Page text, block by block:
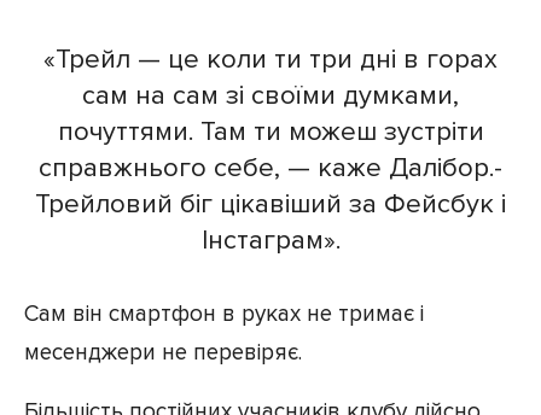
«Трейл — це коли ти три дні в горах
сам на сам зі своїми думками,
почуттями. Там ти можеш зустріти
справжнього себе, — каже Далібор.-
Трейловий біг цікавіший за Фейсбук і
Інстаграм».
Сам він смартфон в руках не тримає і
месенджери не перевіряє.